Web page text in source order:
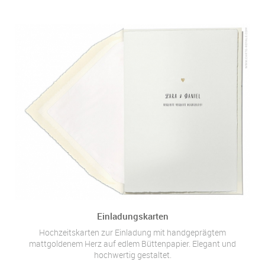
Einladungskarten
Hochzeitskarten zur Einladung mit handgeprägtem
mattgoldenem Herz auf edlem Büttenpapier. Elegant und
hochwertig gestaltet.